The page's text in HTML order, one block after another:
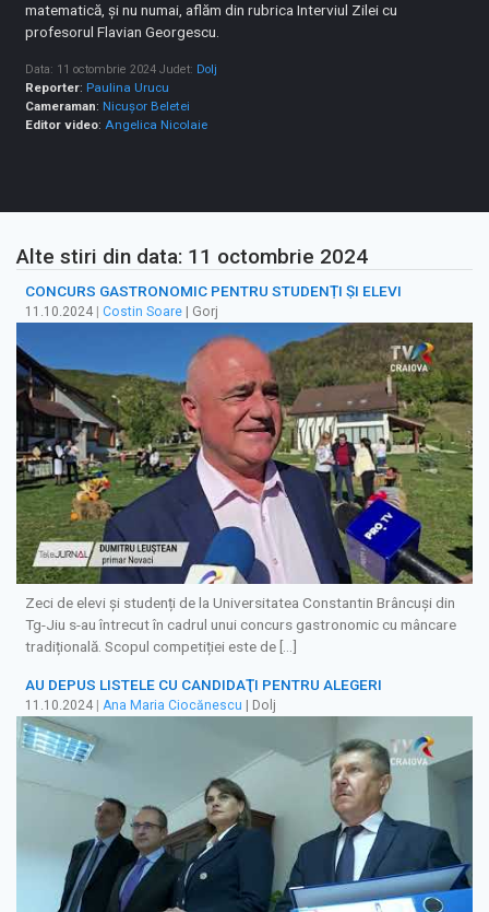
matematică, și nu numai, aflăm din rubrica Interviul Zilei cu
profesorul Flavian Georgescu.
Data: 11 octombrie 2024 Judet: Dolj
Reporter: Paulina Urucu
Cameraman: Nicușor Beletei
Editor video:Angelica Nicolaie
Alte stiri din data: 11 octombrie 2024
CONCURS GASTRONOMIC PENTRU STUDENȚI ȘI ELEVI
11.10.2024 Costin Soare | Gorj
Zeci de elevi și studenți de la Universitatea Constantin Brâncuși din
Tg-Jiu s-au întrecut în cadrul unui concurs gastronomic cu mâncare
tradițională. Scopul competiției este de […]
AU DEPUS LISTELE CU CANDIDAŢI PENTRU ALEGERI
11.10.2024 | Ana Maria Ciocănescu | Dolj